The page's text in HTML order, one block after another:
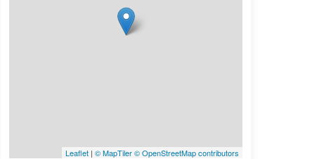
Leaflet | © MapTiler© OpenStreetMap contributors